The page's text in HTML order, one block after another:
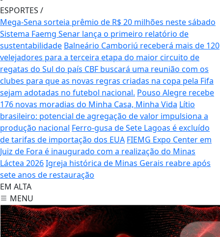
ESPORTES /
Mega-Sena sorteia prêmio de R$ 20 milhões neste sábado
Sistema Faemg Senar lança o primeiro relatório de
sustentabilidade Balneário Camboriú receberá mais de 120
velejadores para a terceira etapa do maior circuito de
regatas do Sul do país CBF buscará uma reunião com os
clubes para que as novas regras criadas na copa pela Fifa
sejam adotadas no futebol nacional. Pouso Alegre recebe
176 novas moradias do Minha Casa, Minha Vida Lítio
brasileiro: potencial de agregação de valor impulsiona a
produção nacional Ferro-gusa de Sete Lagoas é excluído
de tarifas de importação dos EUA FIEMG Expo Center em
Juiz de Fora é inaugurado com a realização do Minas
Láctea 2026Igreja histórica de Minas Gerais reabre após
sete anos de restauração
EM ALTA
MENU